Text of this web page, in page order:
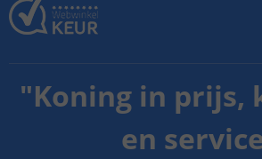
"Koning in
en